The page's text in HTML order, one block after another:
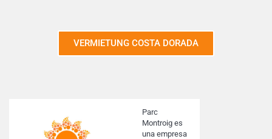
VERMIETUNG COSTA DORADA
Parc
Montroig es
una empresa